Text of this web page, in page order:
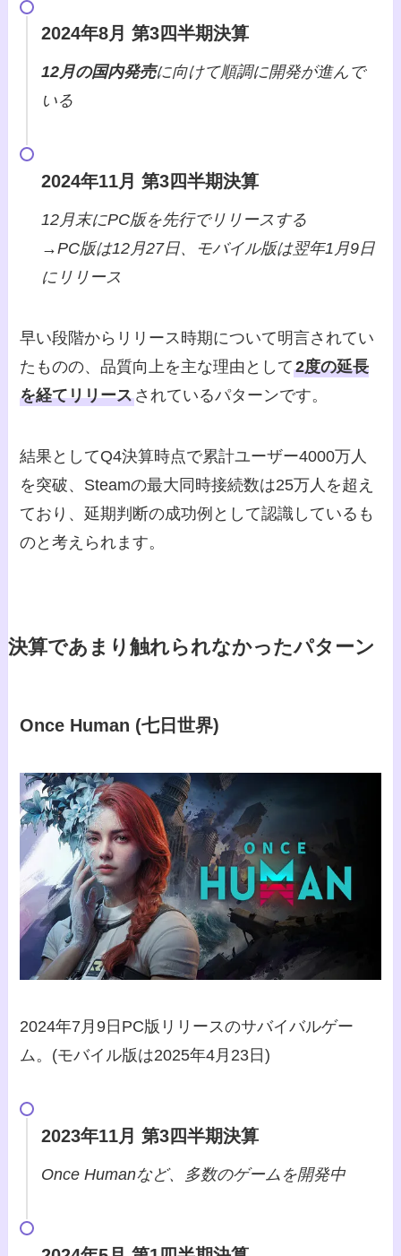
2024年8月 第3四半期決算
12月の国内発売に向けて順調に開発が進んで
いる
2024年11月 第3四半期決算
12月末にPC版を先行でリリースする
→PC版は12月27日、モバイル版は翌年1月9日
にリリース
早い段階からリリース時期について明言されてい
たものの、品質向上を主な理由として2度の延長
を経てリリースされているパターンです。
結果としてQ4決算時点で累計ユーザー4000万人
を突破、Steamの最大同時接続数は25万人を超え
ており、延期判断の成功例として認識しているも
のと考えられます。
決算であまり触れられなかったパターン
Once Human (七日世界)
2024年7月9日PC版リリースのサバイバルゲー
ム。(モバイル版は2025年4月23日)
2023年11月 第3四半期決算
Once Humanなど、多数のゲームを開発中